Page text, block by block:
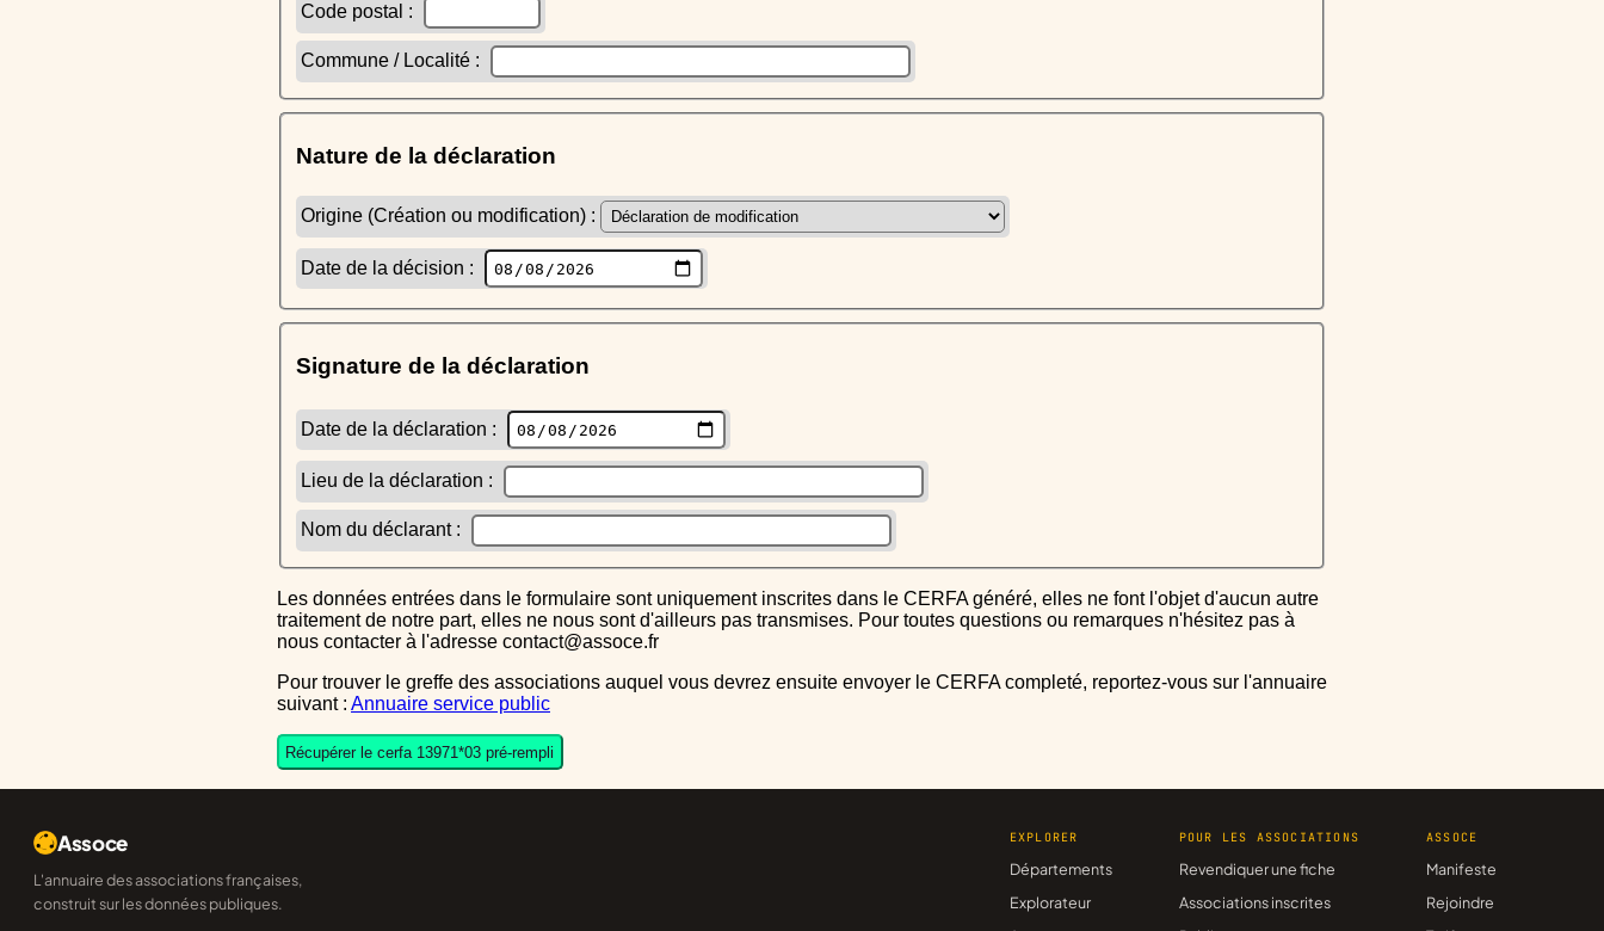
Code postal :
Commune / Localité :
Nature de la déclaration
Origine (Création ou modification) :
Date de la décision :
Signature de la déclaration
Date de la déclaration :
Lieu de la déclaration :
Nom du déclarant :
Les données entrées dans le formulaire sont uniquement inscrites dans le CERFA généré, elles ne font l'objet d'aucun autre
traitement de notre part, elles ne nous sont d'ailleurs pas transmises. Pour toutes questions ou remarques n'hésitez pas à
nous contacter à l'adresse contact@assoce.fr
Pour trouver le greffe des associations auquel vous devrez ensuite envoyer le CERFA completé, reportez-vous sur l'annuaire
suivant : Annuaire service public
Récupérer le cerfa 13971*03 pré-rempli
Assoce
L'annuaire des associations françaises,
construit sur les données publiques.
EXPLORER
Départements
Explorateur
POUR LES ASSOCIATIONS
Revendiquer une fiche
Associations inscrites
ASSOCE
Manifeste
Rejoindre